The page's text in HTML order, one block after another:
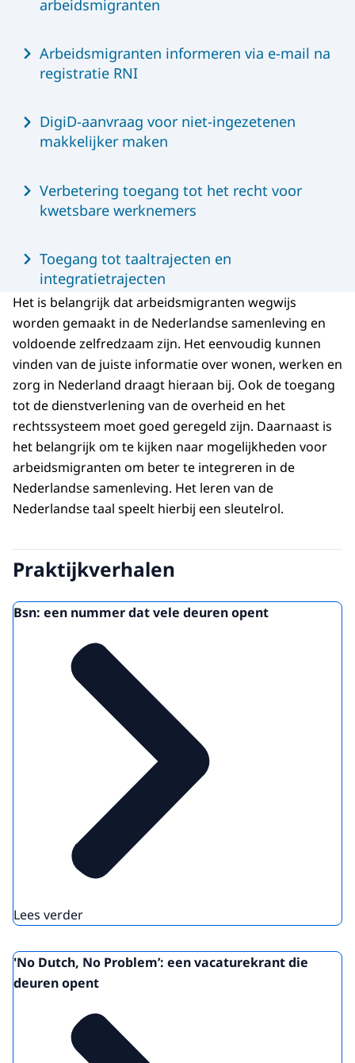
arbeidsmigranten
Arbeidsmigranten informeren via e-mail na
registratie RNI
DigiD-aanvraag voor niet-ingezetenen
makkelijker maken
Verbetering toegang tot het recht voor
kwetsbare werknemers
Toegang tot taaltrajecten en
integratietrajecten
Het is belangrijk dat arbeidsmigranten wegwijs
worden gemaakt in de Nederlandse samenleving en
voldoende zelfredzaam zijn. Het eenvoudig kunnen
vinden van de juiste informatie over wonen, werken en
zorg in Nederland draagt hieraan bij. Ook de toegang
tot de dienstverlening van de overheid en het
rechtssysteem moet goed geregeld zijn. Daarnaast is
het belangrijk om te kijken naar mogelijkheden voor
arbeidsmigranten om beter te integreren in de
Nederlandse samenleving. Het leren van de
Nederlandse taal speelt hierbij een sleutelrol.
Praktijkverhalen
Bsn: een nummer dat vele deuren opent
Lees verder
'No Dutch, No Problem’: een vacaturekrant die
deuren opent